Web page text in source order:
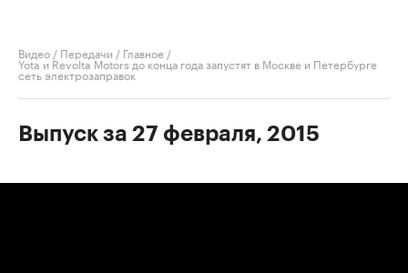
Видео / Передачи / Главное /
Yota и Revolta Motors до конца года запустят в Москве и Петербурге
сеть электрозаправок
Выпуск за 27 февраля, 2015